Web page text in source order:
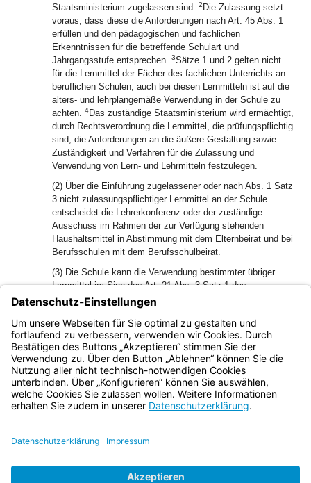
Staatsministerium zugelassen sind. 2 Die Zulassung setzt
voraus, dass diese die Anforderungen nach Art. 45 Abs. 1
erfüllen und den pädagogischen und fachlichen
Erkenntnissen für die betreffende Schulart und
Jahrgangsstufe entsprechen. 3Sätze 1 und 2 gelten nicht
für die Lernmittel der Fächer des fachlichen Unterrichts an
beruflichen Schulen; auch bei diesen Lernmitteln ist auf die
alters- und lehrplangemäße Verwendung in der Schule zu
achten. 4Das zuständige Staatsministerium wird ermächtigt,
durch Rechtsverordnung die Lernmittel, die prüfungspflichtig
sind, die Anforderungen an die äußere Gestaltung sowie
Zuständigkeit und Verfahren für die Zulassung und
Verwendung von Lern- und Lehrmitteln festzulegen.
(2) Über die Einführung zugelassener oder nach Abs. 1 Satz
3 nicht zulassungspflichtiger Lernmittel an der Schule
entscheidet die Lehrerkonferenz oder der zuständige
Ausschuss im Rahmen der zur Verfügung stehenden
Haushaltsmittel in Abstimmung mit dem Elternbeirat und bei
Berufsschulen mit dem Berufsschulbeirat.
(3) Die Schule kann die Verwendung bestimmter übriger
Lernmittel im Sinn des Art. 21 Abs. 3 Satz 1 des
Bayerischen Schulfinanzierungsgesetzes (BaySchFG) in
Abstimmung mit dem Elternbeirat und bei Berufsschulen
mit dem Berufsschulbeirat anordnen und hierbei
insbesondere Höchstbeträge vorsehen.
Bayern.de
BayernPortal
Impressum